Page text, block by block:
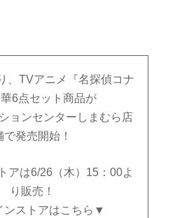
、TVアニメ『名探偵コナ
6点セット商品が
ョンセンターしまむら店
で発売開始！
アは6/26（木）15：00よ
り販売！
ンストアはこちら▼